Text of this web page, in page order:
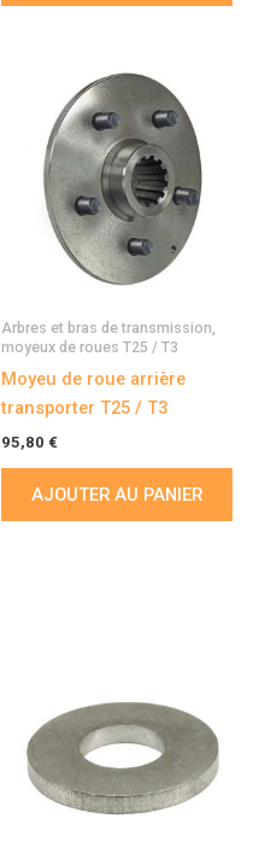
Arbres et bras de transmission,
moyeux de roues T25 / T3
Moyeu de roue arrière
transporter T25 / T3
95,80 €
AJOUTER AU PANIER